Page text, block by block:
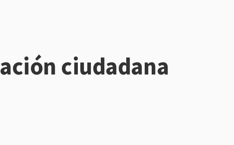
ciudadana